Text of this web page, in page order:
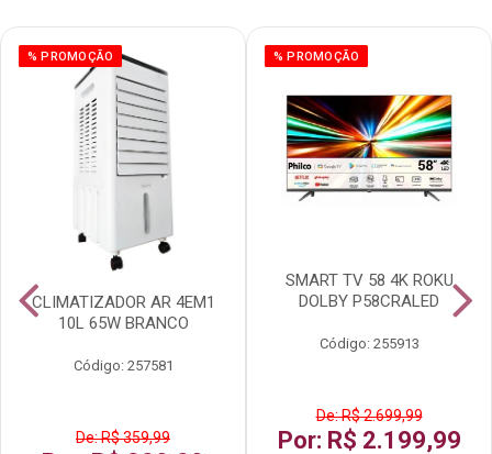
% PROMOÇÃO
CLIMATIZADOR AR 4EM1
10L 65W BRANCO
Código: 257581
De: R$ 359,99
% PROMOÇÃO
SMART TV 58 4K ROKU
DOLBY P58CRALED
Código: 255913
De: R$ 2.699,99
Por: R$ 2.199,99